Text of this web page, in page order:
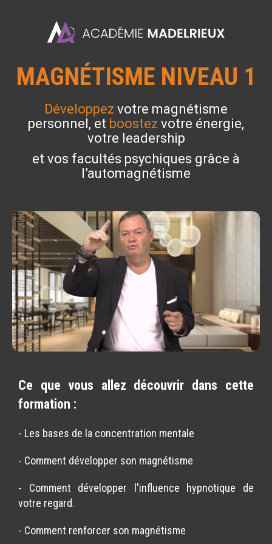
MAGNÉTISME NIVEAU 1
Développez votre magnétisme
personnel, et boostez votre énergie,
votre leadership
et vos facultés psychiques grâce à
l’automagnétisme
Ce que vous allez découvrir dans cette
formation :
- Les bases de la concentration mentale
- Comment développer son magnétisme
- Comment développer l'influence hypnotique de
votre regard.
- Comment renforcer son magnétisme